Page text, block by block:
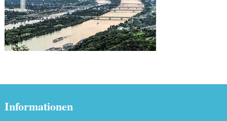
Informationen